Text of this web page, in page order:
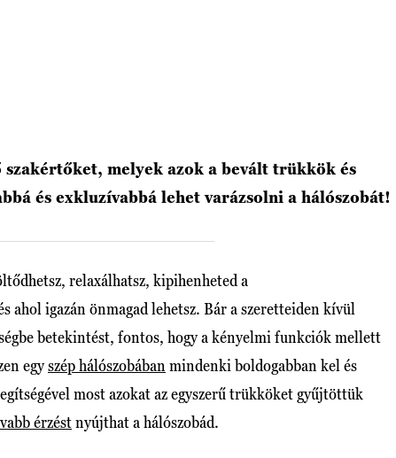
melyek azok a bevált trükkök és
és exkluzívabbá lehet varázsolni a hálószobát!
relaxálhatsz, kipihenheted a
ahol igazán önmagad lehetsz. Bár a szeretteiden kívül
betekintést, fontos, hogy a kényelmi funkciók mellett
egyszép hálószobában mindenki boldogabban kel és
most azokat az egyszerű trükköket gyűjtöttük
érzéstnyújthat a hálószobád.